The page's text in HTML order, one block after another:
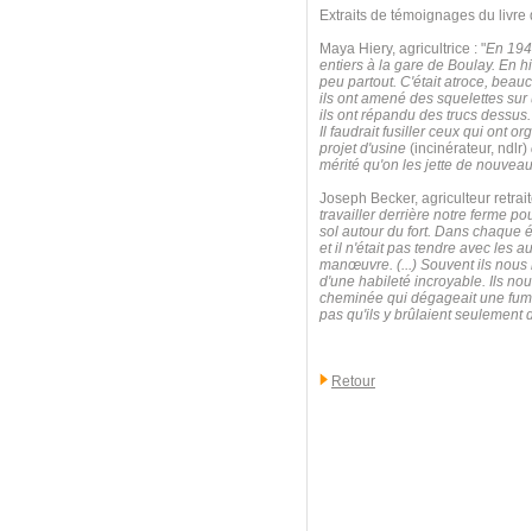
Extraits de témoignages du livre
Maya Hiery, agricultrice : "En
entiers à la gare de Boulay. En
peu partout. C'était atroce,
ils ont amené des squelettes
ils ont répandu des trucs
Il faudrait fusiller ceux qui ont
projet d'usine (incinérateur, ndlr)
mérité qu'on les jette de
Joseph Becker, agriculteur
travailler derrière notre ferme
sol autour du fort. Dans chaque
et il n'était pas tendre avec les
manœuvre. (...) Souvent ils nous
d'une habileté incroyable. Ils
cheminée qui dégageait une
pas qu'ils y brûlaient seulement
Retour